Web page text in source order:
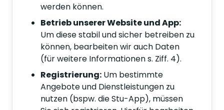
werden können.
Betrieb unserer Website und App:
Um diese stabil und sicher betreiben zu
können, bearbeiten wir auch Daten
(für weitere Informationen s. Ziff. 4).
Registrierung: Um bestimmte
Angebote und Dienstleistungen zu
nutzen (bspw. die Stu-App), müssen